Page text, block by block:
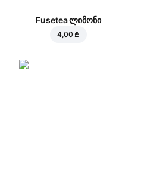
Fusetea ლიმონი
4,00 ₾